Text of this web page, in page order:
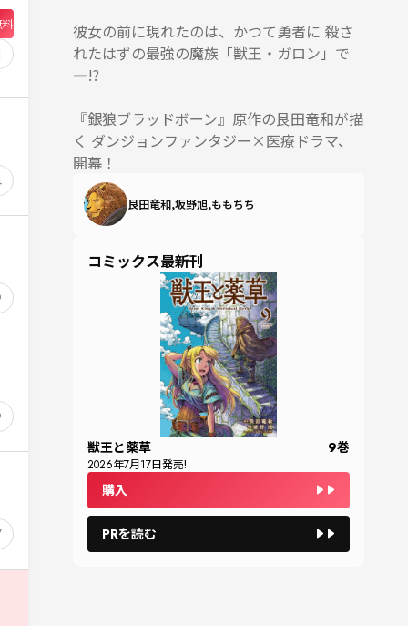
料
彼女の前に現れたのは、かつて勇者に 殺さ
れたはずの最強の魔族「獣王・ガロン」で
―!?
『銀狼ブラッドボーン』原作の艮田竜和が描
く ダンジョンファンタジー×医療ドラマ、
開幕！
艮田竜和,坂野旭,ももちち
コミックス最新刊
獣王と薬草 9巻
2026年7月17日発売!
購入
PRを読む